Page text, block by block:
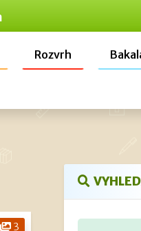
Rozvrh
3